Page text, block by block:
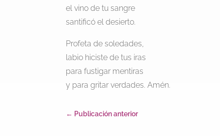
el vino de tu sangre
santificó el desierto.
Profeta de soledades,
labio hiciste de tus iras
para fustigar mentiras
y para gritar verdades. Amén.
← Publicación anterior